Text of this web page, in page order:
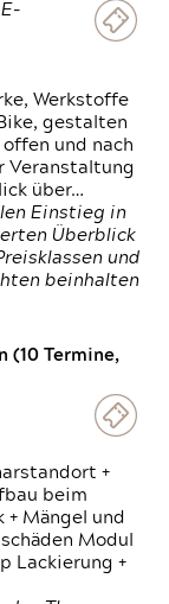
Werkstoffe
gestalten
und nach
Veranstaltung
über…
Einstieg in
Überblick
und
beinhalten
(10 Termine,
+
beim
+ Mängel und
Modul
Lackierung +